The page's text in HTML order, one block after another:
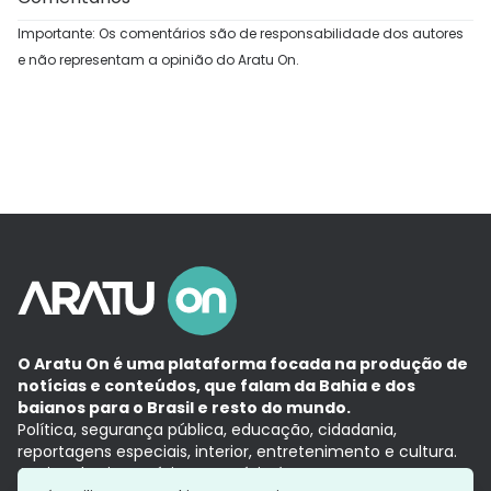
Importante: Os comentários são de responsabilidade dos autores
e não representam a opinião do Aratu On.
O Aratu On é uma plataforma focada na produção de
notícias e conteúdos, que falam da Bahia e dos
baianos para o Brasil e resto do mundo.
Política, segurança pública, educação, cidadania,
reportagens especiais, interior, entretenimento e cultura.
Aqui, tudo vira notícia e a notícia é no tempo presente,